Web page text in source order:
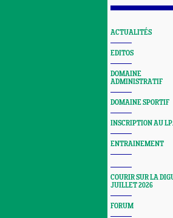
ACTUALITÉS
EDITOS
DOMAINE
ADMINISTRATIF
DOMAINE SPORTIF
INSCRIPTION AU
ENTRAINEMENT
COURIR SUR LA
JUILLET 2026
FORUM